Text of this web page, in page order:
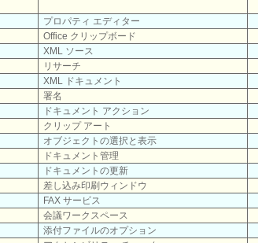
プロパティ エディター
Office クリップボード
XML ソース
リサーチ
XML ドキュメント
署名
ドキュメント アクション
クリップ アート
オブジェクトの選択と表示
ドキュメント管理
ドキュメントの更新
差し込み印刷ウィンドウ
FAX サービス
会議ワークスペース
添付ファイルのオプション